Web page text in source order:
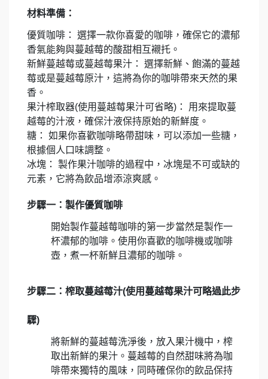
材料準備：
優質咖啡： 選擇一款你喜愛的咖啡，確保它的濃郁
香氣能夠與蔓越莓的酸甜相互襯托。
新鮮蔓越莓或蔓越莓果汁： 選擇新鮮、飽滿的蔓越
莓或是蔓越莓原汁，這將為你的咖啡帶來天然的果
香。
果汁榨取器(使用蔓越莓果汁可省略)： 用來提取蔓
越莓的汁液，確保汁液保持原始的新鮮度。
糖： 如果你喜歡咖啡略帶甜味，可以添加一些糖，
根據個人口味調整。
冰塊： 製作果汁咖啡的過程中，冰塊是不可或缺的
元素，它將為飲品增添涼爽感。
步驟一：製作優質咖啡
開始製作蔓越莓咖啡的第一步當然是製作一
杯濃郁的咖啡。使用你喜歡的咖啡機或咖啡
壺，煮一杯新鮮且濃郁的咖啡。
步驟二：榨取蔓越莓汁(使用蔓越莓果汁可略過此步
驟)
將新鮮的蔓越莓洗淨後，放入果汁機中，榨
取出新鮮的果汁。蔓越莓的自然甜味將為咖
啡帶來獨特的風味，同時確保你的飲品保持